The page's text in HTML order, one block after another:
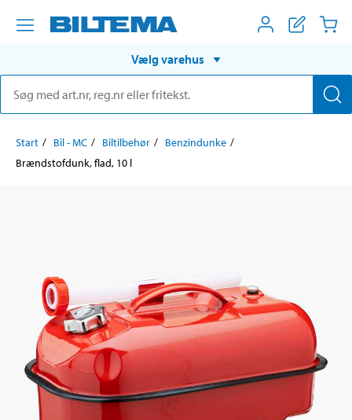
Vælg varehus
Start Bil - MC Biltilbehør
Benzindunke
Brændstofdunk, flad, 10 l